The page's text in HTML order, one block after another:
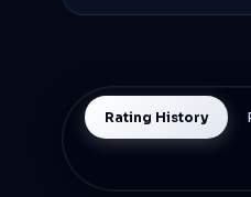
Rating History